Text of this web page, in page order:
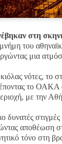
στη
του
μια
νότες, το
το ΟΑΚΑ
με την
δυνατές
αποθέωση
τόνο στη